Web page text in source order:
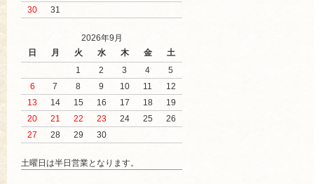
30
31
2026年9月
日
月 火 水 木 金
土
1
2 3 4
5
6
7 8 9 10 11
12
13
14 15 16 17 18
19
20
21 22 23 24 25
26
27
28 29 30
土曜日は半日営業となります。